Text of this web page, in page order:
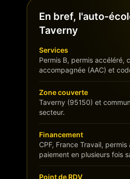
En bref, l'auto-
Taverny
Services
Permis B, permis accéléré,
accompagnée (AAC) et
Zone couverte
Taverny (95150) et
secteur.
Financement
CPF, France Travail, permis
paiement en plusieurs fois
Point de RDV